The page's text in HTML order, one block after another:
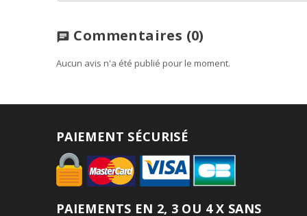
chat Commentaires (0)
Aucun avis n'a été publié pour le moment.
PAIEMENT SÉCURISÉ
PAIEMENTS EN 2, 3 OU 4 X SANS